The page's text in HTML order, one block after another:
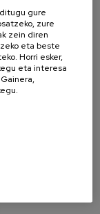
gure
zure
zein diren
eta beste
Horri esker,
eta interesa